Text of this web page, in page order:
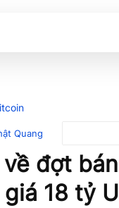
Quang
về đợt
18 tỷ